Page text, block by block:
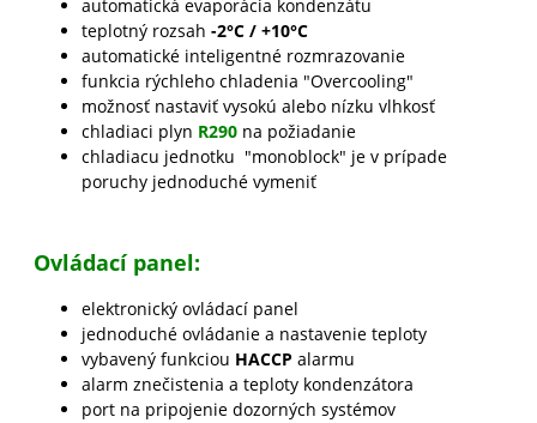
automatická evaporácia kondenzátu
teplotný rozsah -2°C / +10°C
automatické inteligentné rozmrazovanie
funkcia rýchleho chladenia "Overcooling"
možnosť nastaviť vysokú alebo nízku vlhkosť
chladiaci plyn R290na požiadanie
chladiacu jednotku "monoblock" je v prípade
poruchy jednoduché vymeniť
Ovládací panel:
elektronický ovládací panel
jednoduché ovládanie a nastavenie teploty
vybavený funkciou HACCP alarmu
alarm znečistenia a teploty kondenzátora
port na pripojenie dozorných systémov